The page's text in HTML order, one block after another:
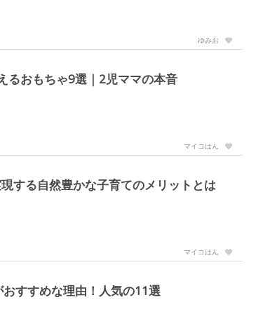
ゆみお
るおもちゃ9選｜2児ママの本音
マイコはん
する自然豊かな子育てのメリットとは
マイコはん
すすめな理由！人気の11選